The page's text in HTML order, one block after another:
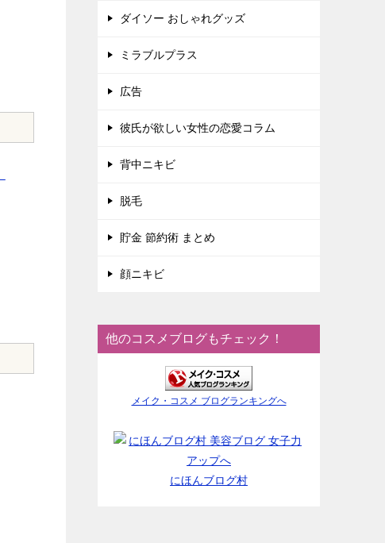
ダイソー おしゃれグッズ
ミラブルプラス
広告
彼氏が欲しい女性の恋愛コラム
背中ニキビ
脱毛
貯金 節約術 まとめ
顔ニキビ
他のコスメブログもチェック！
メイク・コスメ ブログランキングへ
にほんブログ村